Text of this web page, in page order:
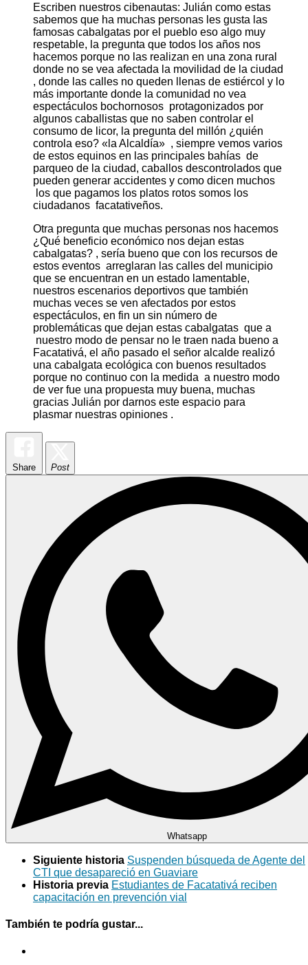
Escriben nuestros cibenautas: Julián como estas
sabemos que ha muchas personas les gusta las
famosas cabalgatas por el pueblo eso algo muy
respetable, la pregunta que todos los años nos
hacemos porque no las realizan en una zona rural
donde no se vea afectada la movilidad de la ciudad
, donde las calles no queden llenas de estiércol y lo
más importante donde la comunidad no vea
espectáculos bochornosos protagonizados por
algunos caballistas que no saben controlar el
consumo de licor, la pregunta del millón ¿quién
controla eso? «la Alcaldía» , siempre vemos varios
de estos equinos en las principales bahías de
parqueo de la ciudad, caballos descontrolados que
pueden generar accidentes y como dicen muchos
los que pagamos los platos rotos somos los
ciudadanos facatativeños.
Otra pregunta que muchas personas nos hacemos
¿Qué beneficio económico nos dejan estas
cabalgatas? , sería bueno que con los recursos de
estos eventos arreglaran las calles del municipio
que se encuentran en un estado lamentable,
nuestros escenarios deportivos que también
muchas veces se ven afectados por estos
espectáculos, en fin un sin número de
problemáticas que dejan estas cabalgatas que a
nuestro modo de pensar no le traen nada bueno a
Facatativá, el año pasado el señor alcalde realizó
una cabalgata ecológica con buenos resultados
porque no continuo con la medida a nuestro modo
de ver fue una propuesta muy buena, muchas
gracias Julián por darnos este espacio para
plasmar nuestras opiniones .
Share Post
Whatsapp
Siguiente historia Suspenden búsqueda de Agente del
CTI que desapareció en Guaviare
Historia previa Estudiantes de Facatativá reciben
capacitación en prevención vial
También te podría gustar...